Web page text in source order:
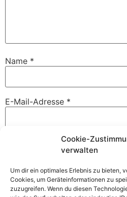
Cookie-
verwalten
Um dir ein optimales Erlebnis zu bieten,
Cookies, um Geräteinformationen zu
zuzugreifen. Wenn du diesen
Name *
E-Mail-Adresse *
Benachrichtige mich über